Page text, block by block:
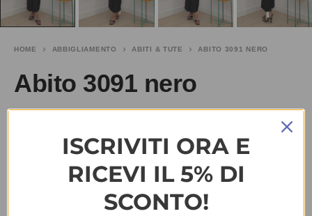
HOME ABBIGLIAMENTO ABITI & TUTE ABITO 3091 NERO
Abito 3091 nero
ISCRIVITI ORA E
RICEVI IL 5% DI
SCONTO!